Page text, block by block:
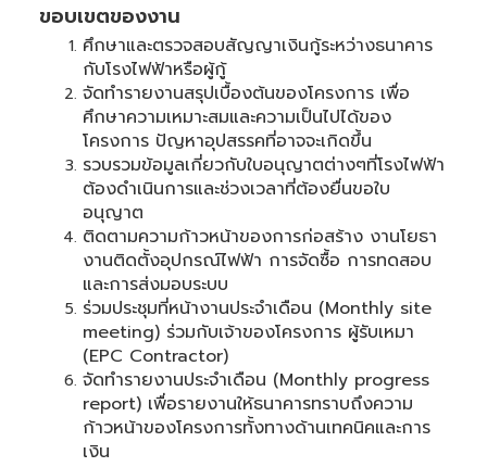
ขอบเขตของงาน
ศึกษาและตรวจสอบสัญญาเงินกู้ระหว่างธนาคาร
กับโรงไฟฟ้าหรือผู้กู้
จัดทำรายงานสรุปเบื้องต้นของโครงการ เพื่อ
ศึกษาความเหมาะสมและความเป็นไปได้ของ
โครงการ ปัญหาอุปสรรคที่อาจจะเกิดขึ้น
รวบรวมข้อมูลเกี่ยวกับใบอนุญาตต่างๆที่โรงไฟฟ้า
ต้องดำเนินการและช่วงเวลาที่ต้องยื่นขอใบ
อนุญาต
ติดตามความก้าวหน้าของการก่อสร้าง งานโยธา
งานติดตั้งอุปกรณ์ไฟฟ้า การจัดซื้อ การทดสอบ
และการส่งมอบระบบ
ร่วมประชุมที่หน้างานประจำเดือน (Monthly site
meeting) ร่วมกับเจ้าของโครงการ ผู้รับเหมา
(EPC Contractor)
จัดทำรายงานประจำเดือน (Monthly progress
report) เพื่อรายงานให้ธนาคารทราบถึงความ
ก้าวหน้าของโครงการทั้งทางด้านเทคนิคและการ
เงิน